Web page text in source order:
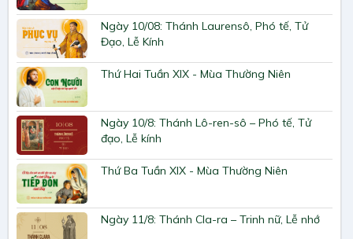
Ngày 10/08: Thánh Laurensô, Phó tế, Tử
Đạo, Lễ Kính
Thứ Hai Tuần XIX - Mùa Thường Niên
Ngày 10/8: Thánh Lô-ren-sô – Phó tế, Tử
đạo, Lễ kính
Thứ Ba Tuần XIX - Mùa Thường Niên
Ngày 11/8: Thánh Cla-ra – Trinh nữ, Lễ nhớ